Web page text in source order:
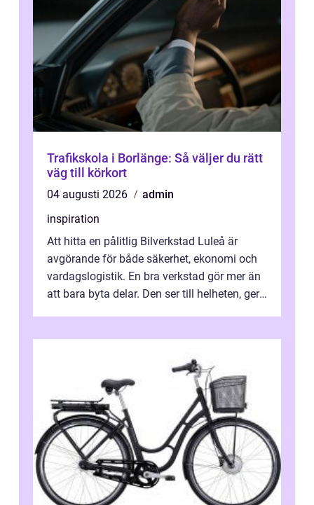
Trafikskola i Borlänge: Så väljer du rätt
väg till körkort
04 augusti 2026
admin
inspiration
Att hitta en pålitlig Bilverkstad Luleå är
avgörande för både säkerhet, ekonomi och
vardagslogistik. En bra verkstad gör mer än
att bara byta delar. Den ser till helheten, ger